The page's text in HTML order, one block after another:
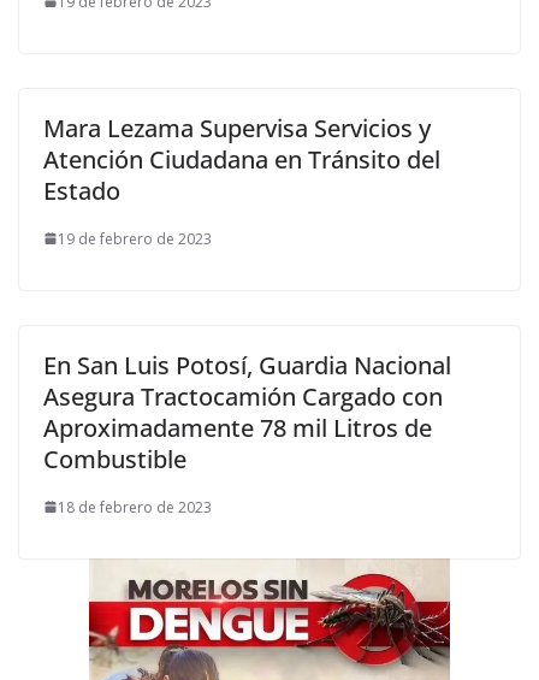
Mara Lezama Supervisa Servicios y
Atención Ciudadana en Tránsito del
Estado
19 de febrero de 2023
En San Luis Potosí, Guardia Nacional
Asegura Tractocamión Cargado con
Aproximadamente 78 mil Litros de
Combustible
18 de febrero de 2023